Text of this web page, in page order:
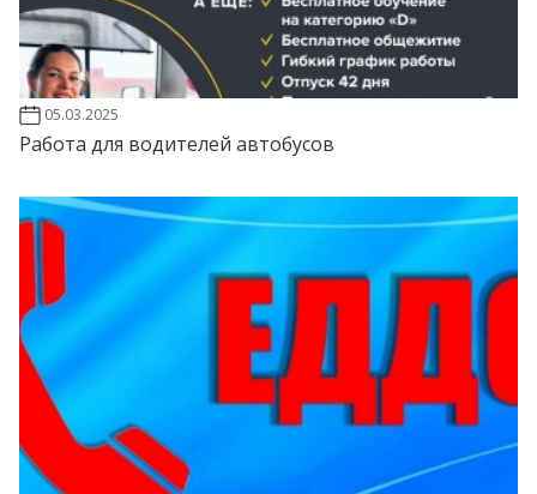
05.03.2025
Работа для водителей автобусов